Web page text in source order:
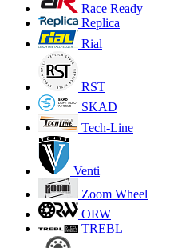
Race Ready
Replica
Rial
RST
SKAD
Tech-Line
Venti
Zoom Wheel
ORW
TREBL